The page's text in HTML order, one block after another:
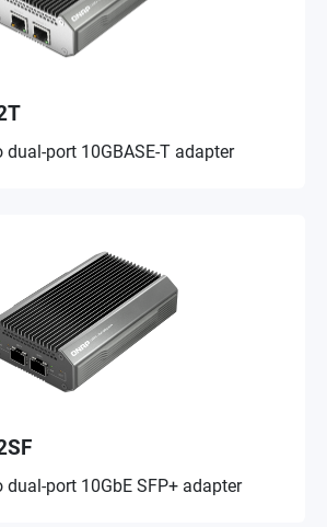
dual-port 10GBASE-T adapter
dual-port 10GbE SFP+ adapter